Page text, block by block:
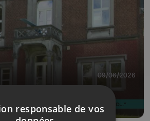
09/06/2026
: Construire le
inédites et
contemporaines
responsable de vos